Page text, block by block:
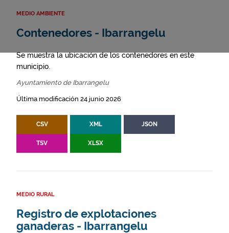
MEDIO AMBIENTE
Contenedores - Ibarrangelu
Se muestra la ubicación de los contenedores en este
municipio.
Ayuntamiento de Ibarrangelu
Última modificación 24 junio 2026
CSV XML JSON
TSV XLSX
MEDIO RURAL
Registro de explotaciones
ganaderas - Ibarrangelu